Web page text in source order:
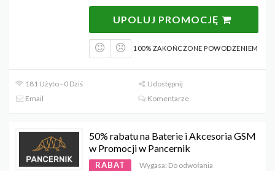
UPOLUJ PROMOCJĘ
100% ZAKOŃCZONE POWODZENIEM
181 Użyto - 0 Dziś
Udostępnij
Email
Komentarze
50% rabatu na Baterie i Akcesoria GSM
w Promocji w Pancernik
RABAT Wygasa: Do odwołania